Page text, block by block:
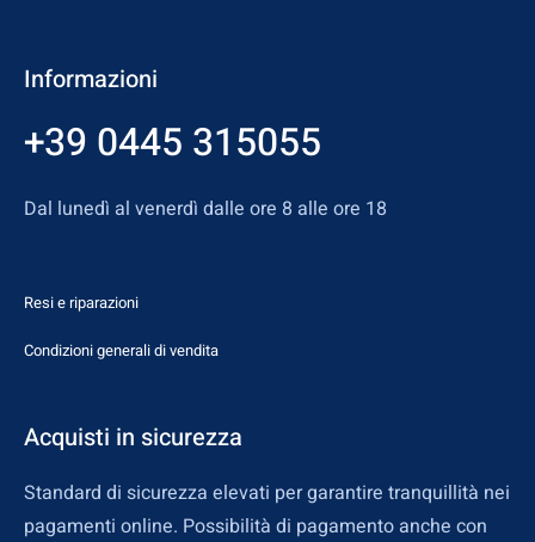
Informazioni
+39 0445 315055
Dal lunedì al venerdì dalle ore 8 alle ore 18
Resi e riparazioni
Condizioni generali di vendita
Acquisti in sicurezza
Standard di sicurezza elevati per garantire tranquillità nei
pagamenti online. Possibilità di pagamento anche con